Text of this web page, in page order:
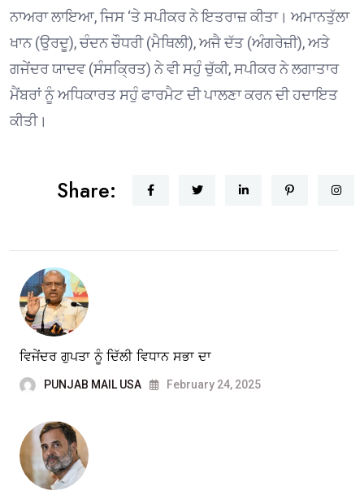
ਨਾਅਰਾ ਲਾਇਆ, ਜਿਸ ‘ਤੇ ਸਪੀਕਰ ਨੇ ਇਤਰਾਜ਼ ਕੀਤਾ। ਅਮਾਨਤੁੱਲਾ
ਖਾਨ (ਉਰਦੂ), ਚੰਦਨ ਚੌਧਰੀ (ਮੈਥਿਲੀ), ਅਜੈ ਦੱਤ (ਅੰਗਰੇਜ਼ੀ), ਅਤੇ
ਗਜੇਂਦਰ ਯਾਦਵ (ਸੰਸਕ੍ਰਿਤ) ਨੇ ਵੀ ਸਹੁੰ ਚੁੱਕੀ, ਸਪੀਕਰ ਨੇ ਲਗਾਤਾਰ
ਮੈਂਬਰਾਂ ਨੂੰ ਅਧਿਕਾਰਤ ਸਹੁੰ ਫਾਰਮੈਟ ਦੀ ਪਾਲਣਾ ਕਰਨ ਦੀ ਹਦਾਇਤ
ਕੀਤੀ।
Share:
ਵਿਜੇਂਦਰ ਗੁਪਤਾ ਨੂੰ ਦਿੱਲੀ ਵਿਧਾਨ ਸਭਾ ਦਾ
PUNJAB MAIL USA February 24, 2025